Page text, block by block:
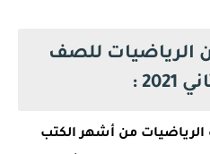
الرياضيات للصف
:
الرياضيات من أشهر الكتب